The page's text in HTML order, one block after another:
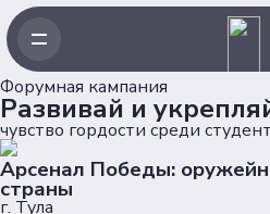
Форумная кампания
Развивай и
чувство гордости среди
Арсенал Победы:
страны
г. Тула
Главная
Новости
Проекты